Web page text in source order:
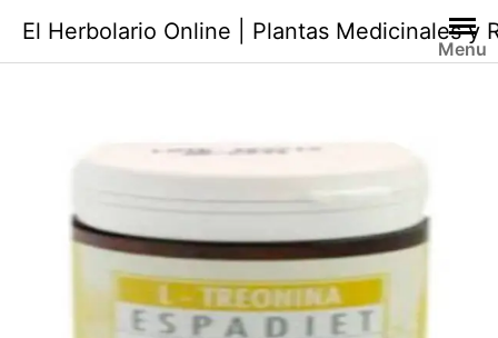
contenido
El Herbolario Online | Plantas Medicinales y
Menu